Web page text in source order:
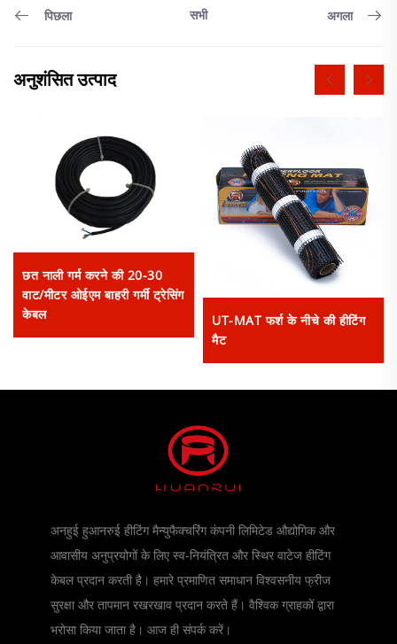
पिछला सभी अगला
अनुशंसित उत्पाद
छत नाली गर्म करने की 20-30
वाट/मीटर ओईएम बाहरी गर्मी ट्रेसिंग
केबल
UT-MAT फर्श के नीचे की हीटिंग
मैट
अनहुई हुआनरुई हीटिंग मैन्युफैक्चरिंग कंपनी लिमिटेड औद्योगिक और
आवासीय अनुप्रयोगों के लिए स्व-नियंत्रित और स्थिर वाटेज हीटिंग
केबल प्रदान करती है। हमारे प्रमाणित समाधान विश्वसनीय फ्रीज
सुरक्षा और तापमान रखरखाव प्रदान करते हैं। वैश्विक ग्राहकों द्वारा
भरोसा किया जाता है। आज ही संपर्क करें।